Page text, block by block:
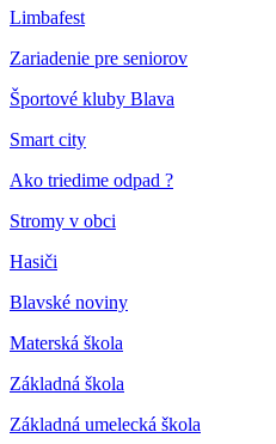
Limbafest
Zariadenie pre seniorov
Športové kluby Blava
Smart city
Ako triedime odpad ?
Stromy v obci
Hasiči
Blavské noviny
Materská škola
Základná škola
Základná umelecká škola